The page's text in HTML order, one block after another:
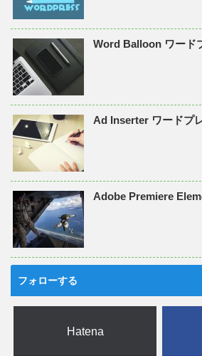
Word Balloon ワード
Ad Inserter ワードプ
Adobe Premiere
フォローする
Hatena